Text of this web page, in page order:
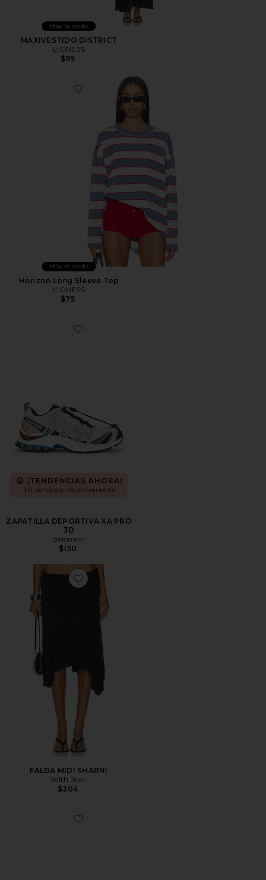
Más Vendido
MAXIVESTIDO DISTRICT
LIONESS
$99
Favorite Horizon Long Sleeve Top
Más Vendido
Horizon Long Sleeve Top
LIONESS
$75
Favorite ZAPATILLA DEPORTIVA XA PRO 3D
¡TENDENCIAS AHORA!
30 vendidos recientemente
ZAPATILLA DEPORTIVA XA PRO
3D
Salomon
$150
Favorite FALDA MIDI SHARNI
FALDA MIDI SHARNI
With Jean
$204
Favorite ZAPATILLA DEPORTIVA XT-WHISPER